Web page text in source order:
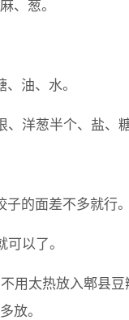
、葱。
油、水。
、洋葱半个、盐、
子的面差不多就行
以了。
用太热放入郫县
放。